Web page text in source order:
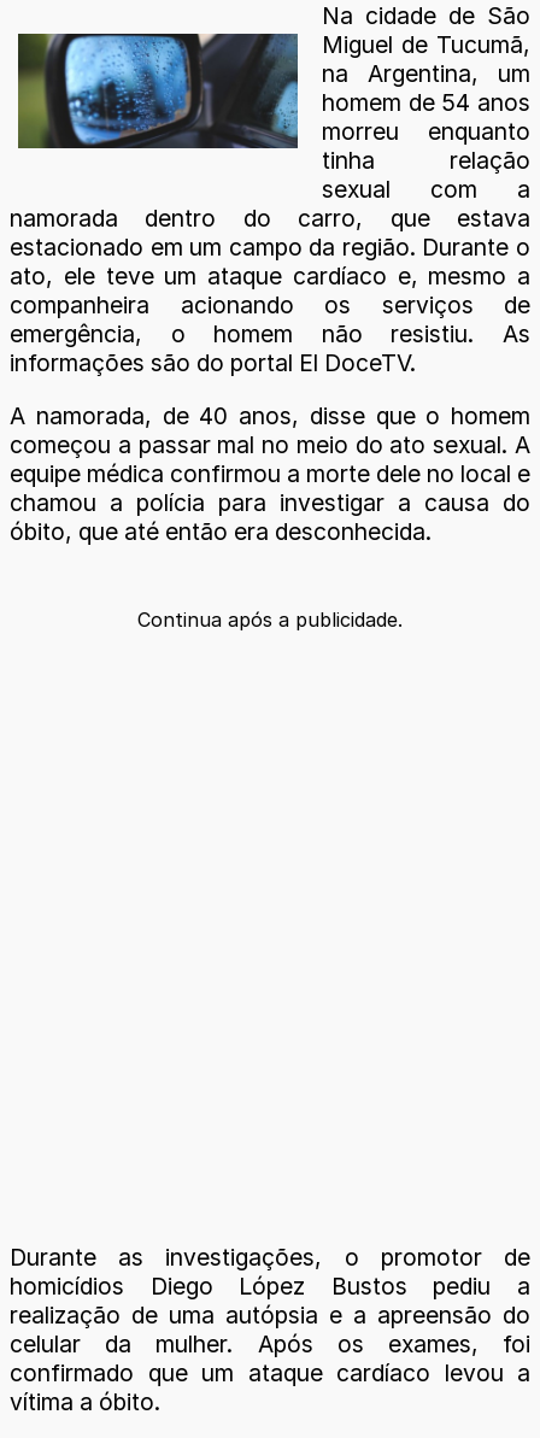
Na cidade de São
Miguel de Tucumã,
na Argentina, um
homem de 54 anos
morreu enquanto
tinha relação
sexual com a
namorada dentro do carro, que estava
estacionado em um campo da região. Durante o
ato, ele teve um ataque cardíaco e, mesmo a
companheira acionando os serviços de
emergência, o homem não resistiu. As
informações são do portal El DoceTV.
A namorada, de 40 anos, disse que o homem
começou a passar mal no meio do ato sexual. A
equipe médica confirmou a morte dele no local e
chamou a polícia para investigar a causa do
óbito, que até então era desconhecida.
Continua após a publicidade.
Durante as investigações, o promotor de
homicídios Diego López Bustos pediu a
realização de uma autópsia e a apreensão do
celular da mulher. Após os exames, foi
confirmado que um ataque cardíaco levou a
vítima a óbito.